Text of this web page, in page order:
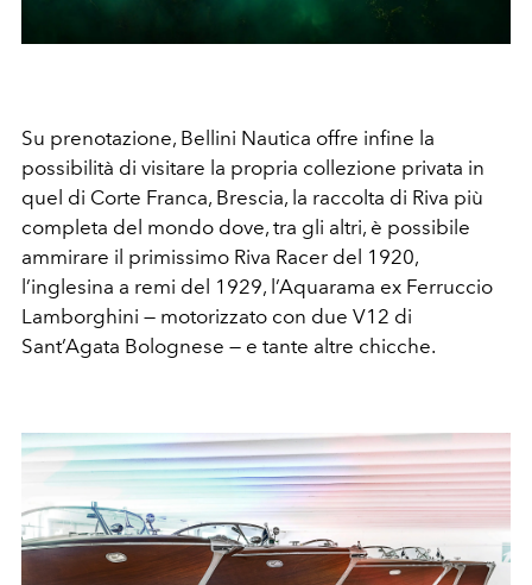
Su prenotazione, Bellini Nautica offre infine la
possibilità di visitare la propria collezione privata in
quel di Corte Franca, Brescia, la raccolta di Riva più
completa del mondo dove, tra gli altri, è possibile
ammirare il primissimo Riva Racer del 1920,
l’inglesina a remi del 1929, l’Aquarama ex Ferruccio
Lamborghini — motorizzato con due V12 di
Sant’Agata Bolognese — e tante altre chicche.